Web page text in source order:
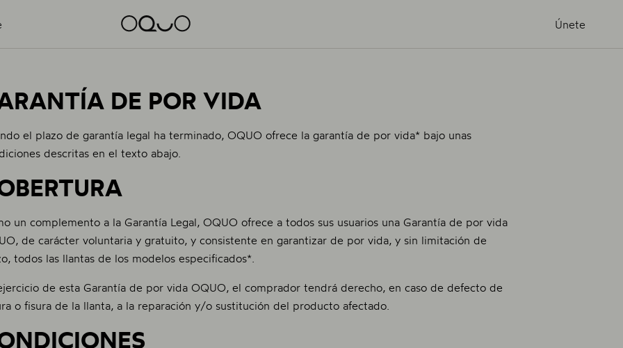
Únete
DE POR VIDA
el plazo de garantía legal ha terminado, OQUO ofrece la garantía de por vida* bajo unas
descritas en el texto abajo.
un complemento a la Garantía Legal, OQUO ofrece a todos sus usuarios una Garantía de por vida
de carácter voluntaria y gratuito, y consistente en garantizar de por vida, y sin limitación de
todos las llantas de los modelos especificados*.
de esta Garantía de por vida OQUO, el comprador tendrá derecho, en caso de defecto de
o fisura de la llanta, a la reparación y/o sustitución del producto afectado.